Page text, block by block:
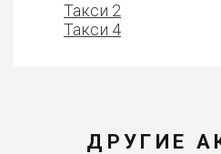
Такси 2
Такси 4
ДРУГИЕ